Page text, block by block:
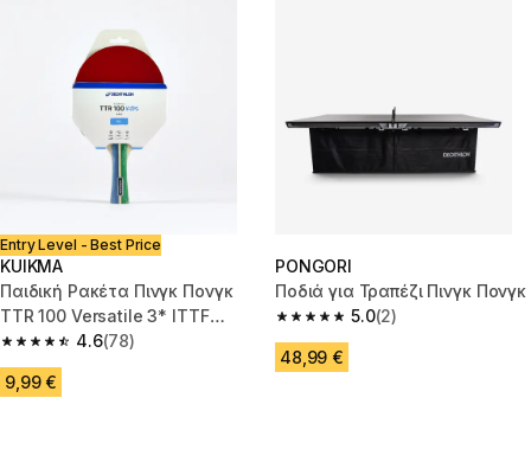
Entry Level - Best Price
KUIKMA
Παιδική Ρακέτα Πινγκ Πονγκ
TTR 100 Versatile 3* ITTF
Σχολείο 4.6
4.6 out of 5 stars from 78 reviews
(78)
9,99 €
PONGORI
Ποδιά για Τραπέζι Πινγκ Πονγκ
5.0
5.0 out of 5 stars from 2
(2)
48,99 €